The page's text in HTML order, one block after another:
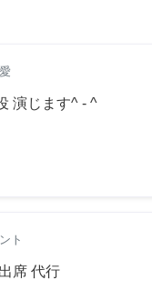
演じます^ - ^
ト
席 代行